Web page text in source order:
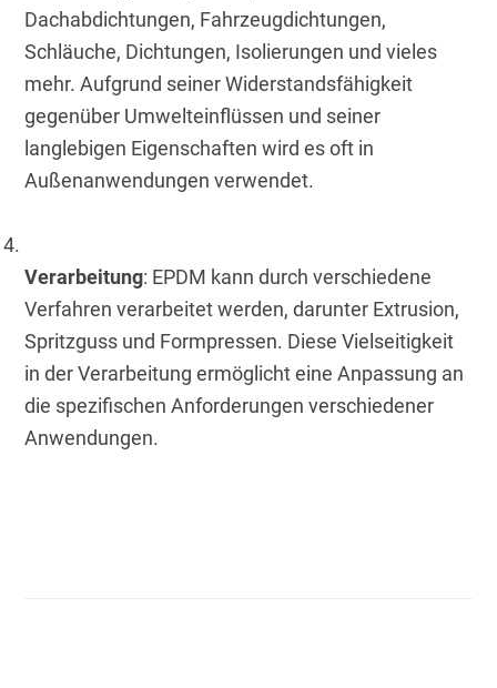
Dachabdichtungen, Fahrzeugdichtungen,
Schläuche, Dichtungen, Isolierungen und vieles
mehr. Aufgrund seiner Widerstandsfähigkeit
gegenüber Umwelteinflüssen und seiner
langlebigen Eigenschaften wird es oft in
Außenanwendungen verwendet.
Verarbeitung: EPDM kann durch verschiedene
Verfahren verarbeitet werden, darunter Extrusion,
Spritzguss und Formpressen. Diese Vielseitigkeit
in der Verarbeitung ermöglicht eine Anpassung an
die spezifischen Anforderungen verschiedener
Anwendungen.